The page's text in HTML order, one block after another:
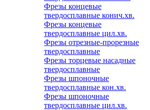
Фрезы концевые
твердосплавные конич.хв.
Фрезы концевые
твердосплавные цил.хв.
Фрезы отрезные-прорезные
твердосплавные
Фрезы торцевые насадные
твердосплавные
Фрезы шпоночные
твердосплавные кон.хв.
Фрезы шпоночные
твердосплавные цил.хв.